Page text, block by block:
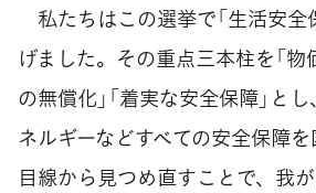
私たちはこの選挙で「生活安全
げました。その重点三本柱を「物
の無償化」「着実な安全保障」と
ネルギーなどすべての安全保障
目線から見つめ直すことで、我